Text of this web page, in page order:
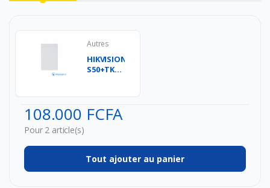
Autres
HIKVISION
S50+TK4100
Lo...
108.000 FCFA
Pour 2 article(s)
Tout ajouter au panier